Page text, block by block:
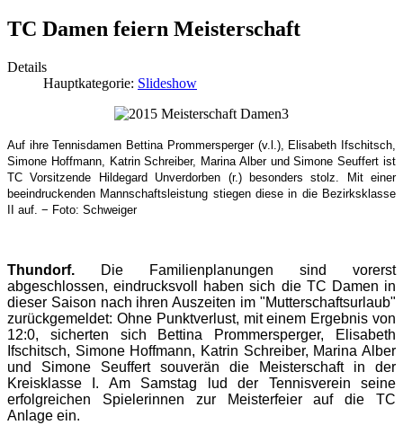
TC Damen feiern Meisterschaft
Details
Hauptkategorie: Slideshow
Auf ihre Tennisdamen Bettina Prommersperger (v.l.), Elisabeth Ifschitsch,
Simone Hoffmann, Katrin Schreiber, Marina Alber und Simone Seuffert ist
TC Vorsitzende Hildegard Unverdorben (r.) besonders stolz. Mit einer
beeindruckenden Mannschaftsleistung stiegen diese in die Bezirksklasse
II auf. − Foto: Schweiger
Thundorf. Die Familienplanungen sind vorerst
abgeschlossen, eindrucksvoll haben sich die TC Damen in
dieser Saison nach ihren Auszeiten im "Mutterschaftsurlaub"
zurückgemeldet: Ohne Punktverlust, mit einem Ergebnis von
12:0, sicherten sich Bettina Prommersperger, Elisabeth
Ifschitsch, Simone Hoffmann, Katrin Schreiber, Marina Alber
und Simone Seuffert souverän die Meisterschaft in der
Kreisklasse I. Am Samstag lud der Tennisverein seine
erfolgreichen Spielerinnen zur Meisterfeier auf die TC
Anlage ein.